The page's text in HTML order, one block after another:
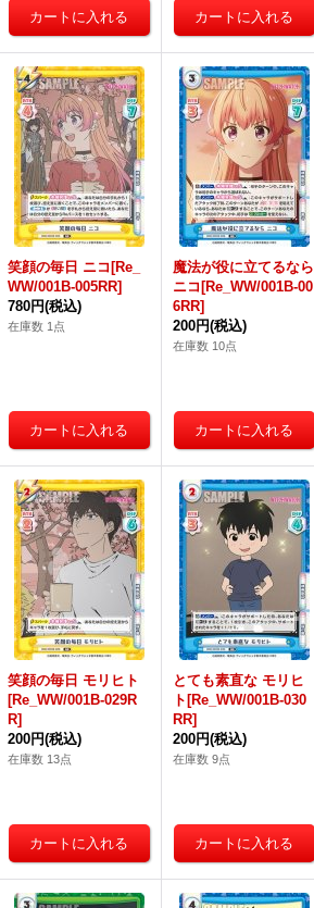
笑顔の毎日 ニコ[Re_
WW/001B-005RR]
780円(税込)
在庫数 1点
魔法が役に立てるなら
ニコ[Re_WW/001B-00
6RR]
200円(税込)
在庫数 10点
笑顔の毎日 モリヒト
[Re_WW/001B-029R
R]
200円(税込)
在庫数 13点
とても素直な モリヒ
ト[Re_WW/001B-030
RR]
200円(税込)
在庫数 9点